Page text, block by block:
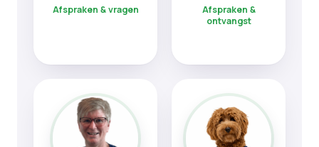
Afspraken & vragen
Afspraken &
ontvangst